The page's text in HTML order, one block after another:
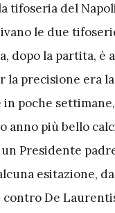
tifoseria del
le due
dopo la partita, è
precisione era
poche
anno più bello
Presidente
esitazione,
De